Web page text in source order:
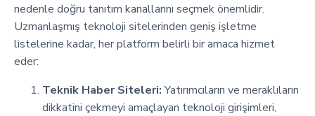
nedenle doğru tanıtım kanallarını seçmek önemlidir.
Uzmanlaşmış teknoloji sitelerinden geniş işletme
listelerine kadar, her platform belirli bir amaca hizmet
eder:
Teknik Haber Siteleri:Yatırımcıların ve meraklıların
dikkatini çekmeyi amaçlayan teknoloji girişimleri,